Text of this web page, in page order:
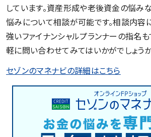
しています。資産形成や老後資金の悩み
悩みについて相談が可能です。相談内容
強いファイナンシャルプランナーの指名
軽に問い合わせてみてはいかがでしょうか
セゾンのマネナビの詳細はこちら